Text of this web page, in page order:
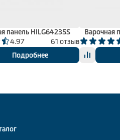
панель HILG64235S
4.97
61 отзыв
Подробнее
Варочная